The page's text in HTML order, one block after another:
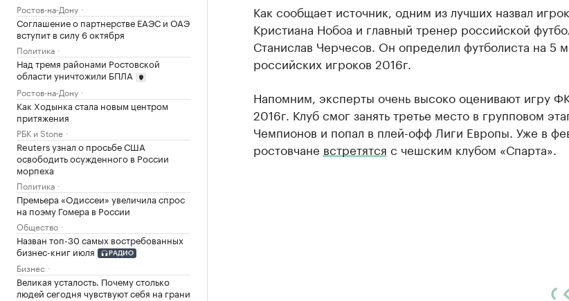
Ростов-на-Дону
Соглашение о партнерстве ЕАЭС и ОАЭ
вступит в силу 6 октября
Политика
Над тремя районами Ростовской
области уничтожили БПЛА
Ростов-на-Дону
Как Ходынка стала новым центром
притяжения
РБК и Stone
Reuters узнал о просьбе США
освободить осужденного в России
морпеха
Политика
Премьера «Одиссеи» увеличила спрос
на поэму Гомера в России
Общество
Назван топ-30 самых востребованных
бизнес-книг июля
РАДИО
Бизнес
Великая усталость. Почему столько
людей сегодня чувствуют себя на грани
Как сообщает источник, одним из лучших назвал
Кристиана Нобоа и главный тренер российской
Станислав Черчесов. Он определил футболиста на 5
российских игроков 2016г.
Напомним, эксперты очень высоко оценивают игру
2016г. Клуб смог занять третье место в групповом
Чемпионов и попал в плей-офф Лиги Европы. Уже в
ростовчане встретятся с чешским клубом «Спарта».